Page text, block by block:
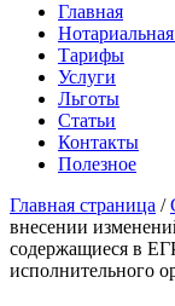
Главная
Тарифы
Услуги
Льготы
Статьи
Контакты
Полезное
Главная страница /
внесении
содержащиеся в
исполнительного